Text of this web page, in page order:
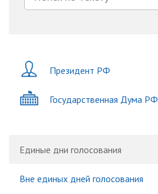
Президент РФ
Государственная Дума РФ
Единые дни голосования
Вне единых дней голосования